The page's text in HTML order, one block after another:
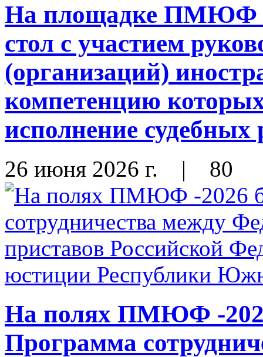
На площадке ПМЮФ -
стол с участием
(организаций)
компетенцию
исполнение
26 июня 2026 г. | 80
На полях ПМЮФ -
Программа